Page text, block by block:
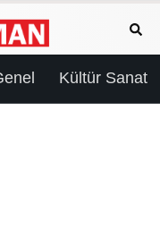
Kültür Sanat